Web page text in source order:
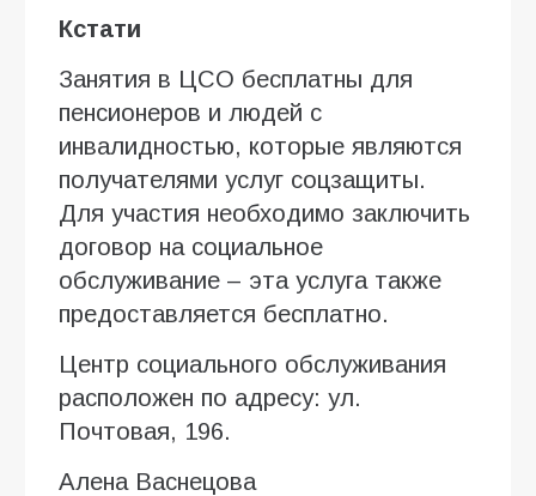
Кстати
Занятия в ЦСО бесплатны для
пенсионеров и людей с
инвалидностью, которые являются
получателями услуг соцзащиты.
Для участия необходимо заключить
договор на социальное
обслуживание – эта услуга также
предоставляется бесплатно.
Центр социального обслуживания
расположен по адресу: ул.
Почтовая, 196.
Алена Васнецова